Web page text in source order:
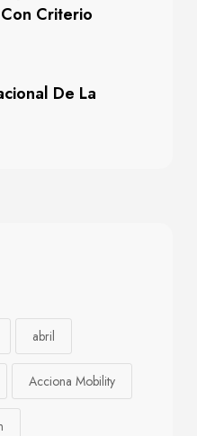
Criterio
De La
abril
Acciona Mobility